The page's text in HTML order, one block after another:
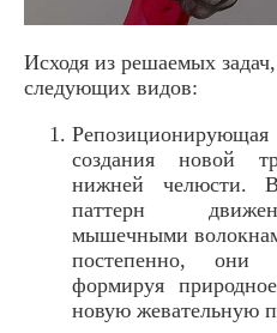
Исходя из решаемых
следующих видов:
создания новой
нижней челюсти.
паттерн
мышечными
постепенно, они
формируя
новую жевательную